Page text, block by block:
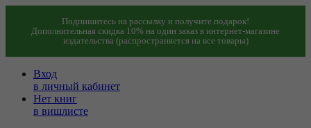
Подпишитесь на рассылку и получите подарок!
Дополнительная скидка 10% на один заказ в интернет-магазине
издательства (распространяется на все товары)
Вход
в личный кабинет
Нет книг
в вишлисте